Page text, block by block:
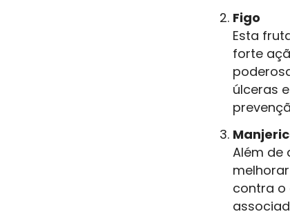
Figo
Esta
forte
úlceras
Além de
contra o